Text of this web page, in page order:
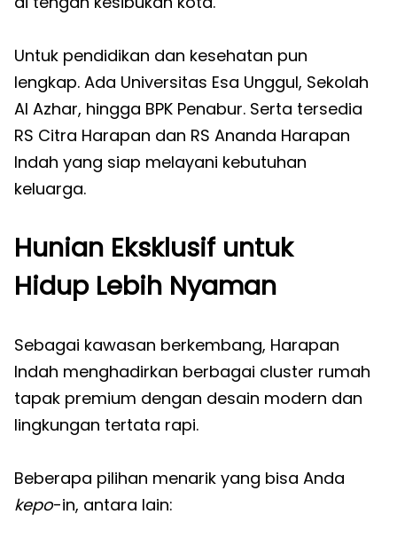
Untuk pendidikan dan kesehatan pun
lengkap. Ada Universitas Esa Unggul, Sekolah
Al Azhar, hingga BPK Penabur. Serta tersedia
RS Citra Harapan dan RS Ananda Harapan
Indah yang siap melayani kebutuhan
keluarga.
Hunian Eksklusif untuk
Hidup Lebih Nyaman
Sebagai kawasan berkembang, Harapan
Indah menghadirkan berbagai cluster rumah
tapak premium dengan desain modern dan
lingkungan tertata rapi.
Beberapa pilihan menarik yang bisa Anda
kepo-in, antara lain: